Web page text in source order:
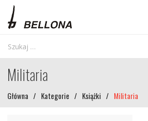
Militaria
Główna / Kategorie / Książki / Militaria